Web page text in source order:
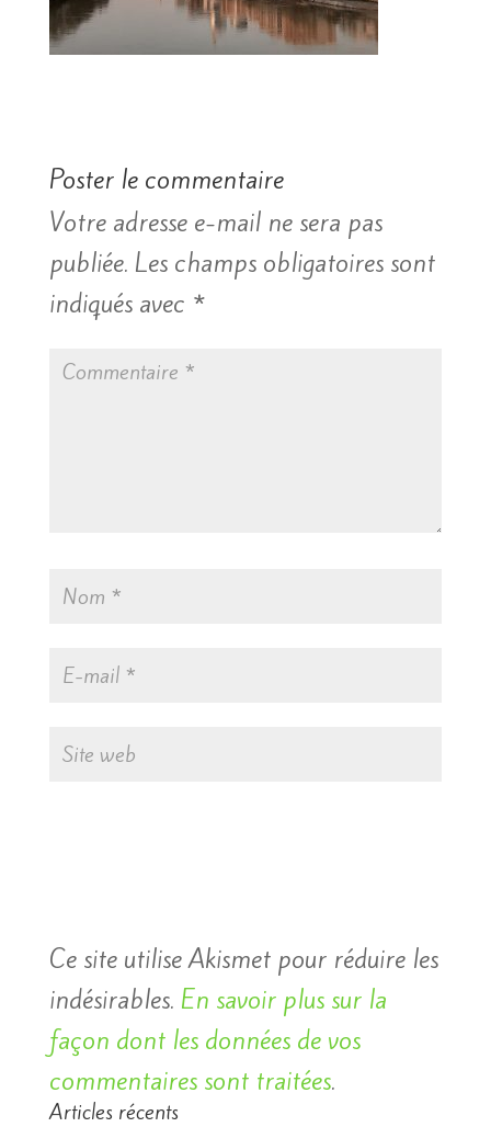
Poster le commentaire
Votre adresse e-mail ne sera pas
publiée. Les champs obligatoires sont
indiqués avec *
Ce site utilise Akismet pour réduire les
indésirables. En savoir plus sur la
façon dont les données de vos
commentaires sont traitées.
Articles récents